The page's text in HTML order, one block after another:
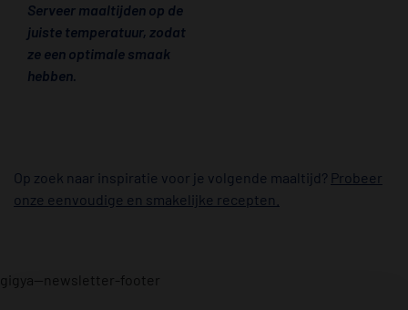
Serveer maaltijden op de
juiste temperatuur, zodat
ze een optimale smaak
hebben.
Op zoek naar inspiratie voor je volgende maaltijd? Probeer
onze eenvoudige en smakelijke recepten.
gigya--newsletter-footer